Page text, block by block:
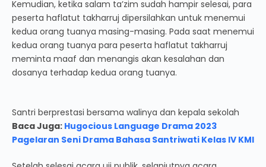
Kemudian, ketika salam ta’zim sudah hampir selesai, para
peserta haflatut takharruj dipersilahkan untuk menemui
kedua orang tuanya masing-masing. Pada saat menemui
kedua orang tuanya para peserta haflatut takharruj
meminta maaf dan menangis akan kesalahan dan
dosanya terhadap kedua orang tuanya.
Santri berprestasi bersama walinya dan kepala sekolah
Baca Juga: Hugocious Language Drama 2023
Pagelaran Seni Drama Bahasa Santriwati Kelas IV KMI